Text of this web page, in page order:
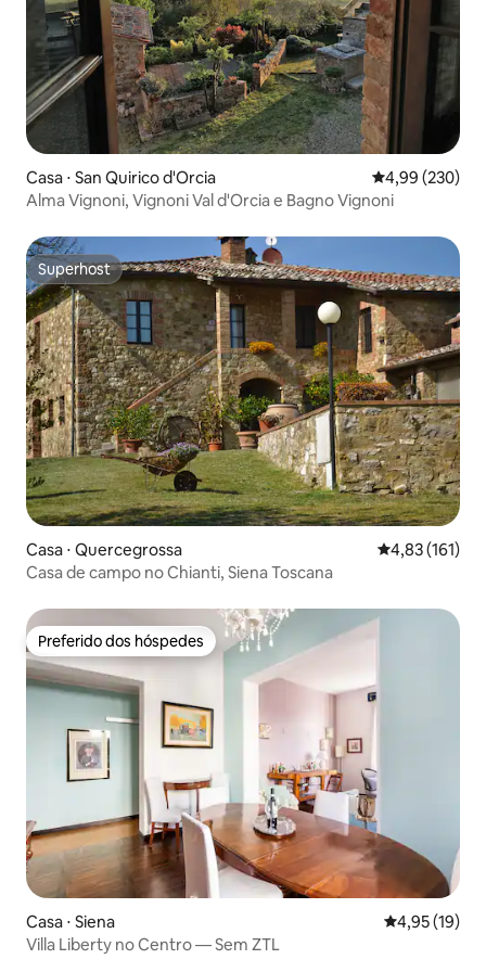
Casa ⋅ San Quirico d'Orcia 4,99 de uma
4,99 (230)
Alma Vignoni, Vignoni Val d'Orcia e Bagno Vignoni
Superhost
Superhost
Casa ⋅ Quercegrossa 4,83 de uma
4,83 (161)
Casa de campo no Chianti, Siena Toscana
Preferido dos hóspedes
Preferido dos hóspedes
Casa ⋅ Siena 4,95 de uma
4,95 (19)
Villa Liberty no Centro — Sem ZTL